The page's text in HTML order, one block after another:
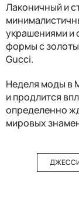
Лаконичный и
украшениями и
формы с
Gucci.
Неделя моды в
и продлится
определенно
мировых